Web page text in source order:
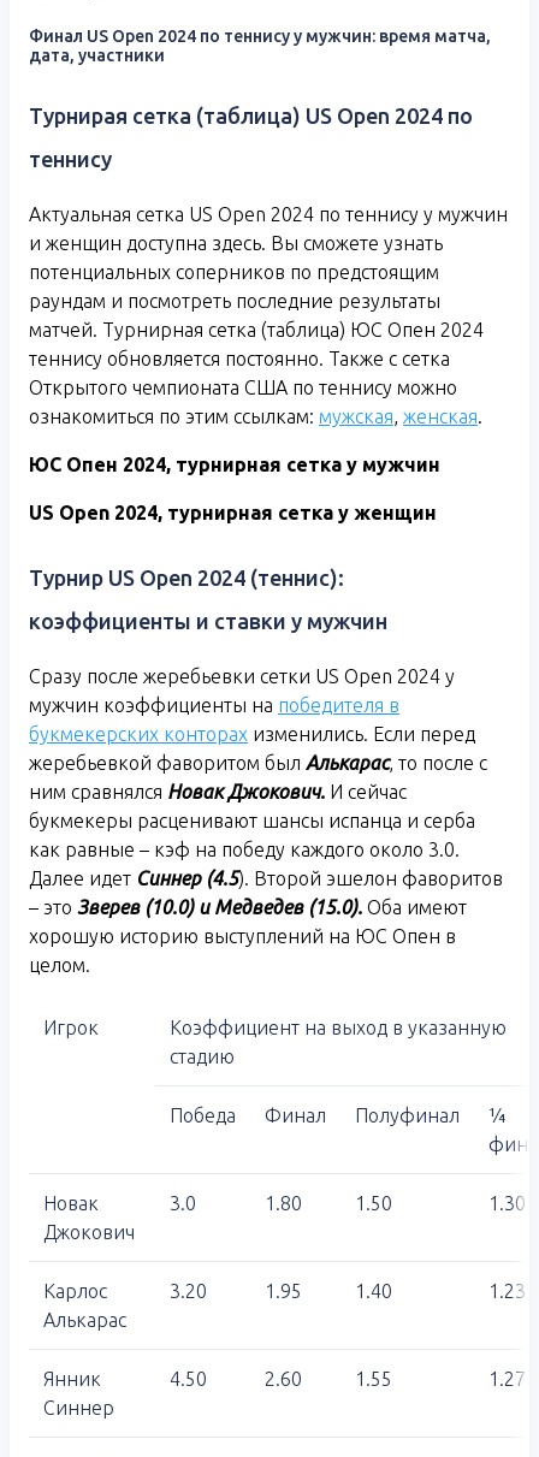
Финал US Open 2024 по теннису у мужчин: время матча,
дата, участники
Турнирая сетка (таблица) US Open 2024 по
теннису
Актуальная сетка US Open 2024 по теннису у мужчин
и женщин доступна здесь. Вы сможете узнать
потенциальных соперников по предстоящим
раундам и посмотреть последние результаты
матчей. Турнирная сетка (таблица) ЮС Опен 2024
теннису обновляется постоянно. Также с сетка
Открытого чемпионата США по теннису можно
ознакомиться по этим ссылкам: мужская, женская.
ЮС Опен 2024, турнирная сетка у мужчин
US Open 2024, турнирная сетка у женщин
Турнир US Open 2024 (теннис):
коэффициенты и ставки у мужчин
Сразу после жеребьевки сетки US Open 2024 у
мужчин коэффициенты на победителя в
букмекерских конторах изменились. Если перед
жеребьевкой фаворитом был Алькарас, то после с
ним сравнялся Новак Джокович. И сейчас
букмекеры расценивают шансы испанца и серба
как равные – кэф на победу каждого около 3.0.
Далее идет Синнер (4.5). Второй эшелон фаворитов
– это Зверев (10.0) и Медведев (15.0). Оба имеют
хорошую историю выступлений на ЮС Опен в
целом.
Игрок
Коэффициент на выход в указанную
стадию
Победа Финал Полуфинал
¼
Новак
Джокович
3.0 1.80 1.50 1.30
Карлос
Алькарас
3.20 1.95 1.40 1.23
Янник
Синнер
4.50 2.60 1.55 1.27